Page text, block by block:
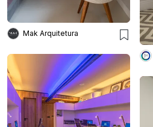
Mak Arquitetura